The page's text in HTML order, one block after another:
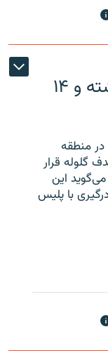
تیراندازی در تورنتو یک نفر کشته و ۱۴
منطقه
شهر کانادا،۱۴ نفر هدف گلوله قرار
این
با پلیس